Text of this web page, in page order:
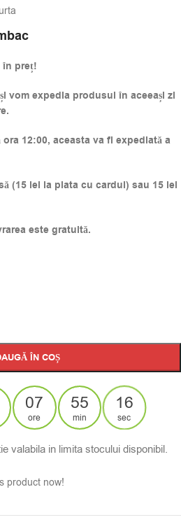
în preț!
vom expedia produsul în aceeași zi
12:00, aceasta va fi expediată a
(15 lei la plata cu cardul) sau 15 lei
este gratuită.
ÎN COȘ
07
ore
55
min
16
sec
valabila in limita stocului disponibil.
product now!